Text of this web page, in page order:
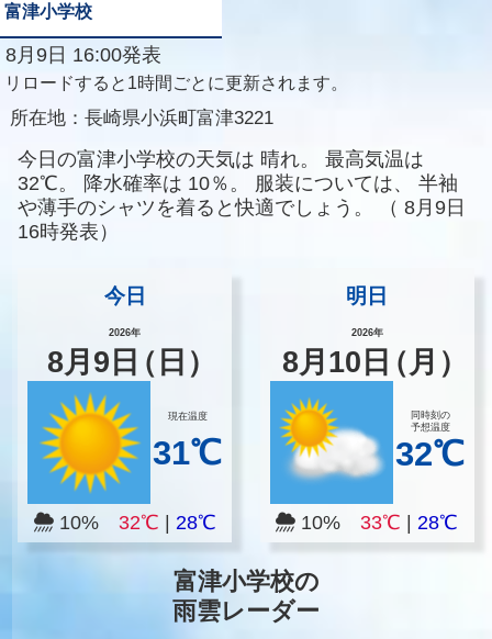
富津小学校
8月9日 16:00発表
リロードすると1時間ごとに更新されます。
所在地： 長崎県小浜町富津3221
今日の富津小学校の天気は 晴れ。
最高気温は
32℃。
降水確率は 10％。 服装については、
半袖
や薄手のシャツを着ると快適でしょう。
（ 8月9日
16時発表）
今日
2026年
8月 9 日（日）
現在温度
31℃
10% 32℃ 28℃
明日
2026年
8月 10 日（月）
同時刻の
予想温度
32℃
10%33℃ |28℃
富津小学校の
雨雲レーダー